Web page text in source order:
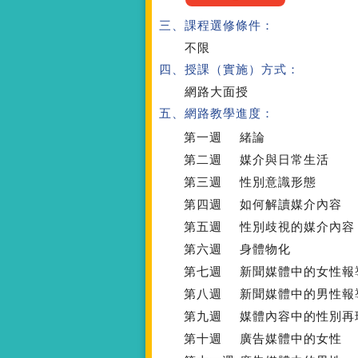
三、課程選修條件：
不限
四、授課（實施）方式：
網路大面授
五、網路教學進度：
第一週
緒論
第二週
媒介與日常生活
第三週
性別意識形態
第四週
如何解讀媒介內容
第五週
性別歧視的媒介內容
第六週
身體物化
第七週
新聞媒體中的女性報
第八週
新聞媒體中的男性報
第九週
媒體內容中的性別再
第十週
廣告媒體中的女性